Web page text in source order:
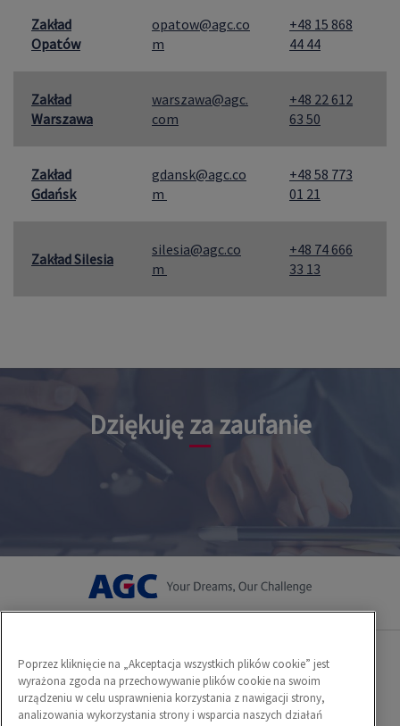
Zakład
Opatów
opatow@agc.co
m
+48 15 868
44 44
Zakład
Warszawa
warszawa@agc.
com
+48 22 612
63 50
Zakład
Gdańsk
gdansk@agc.co
m
+48 58 773
01 21
Zakład Silesia
silesia@agc.co
m
+48 74 666
33 13
Dziękuję za zaufanie
Polityka plików cookies
Poprzez kliknięcie na „Akceptacja wszystkich plików cookie” jest
wyrażona zgoda na przechowywanie plików cookie na swoim
urządzeniu w celu usprawnienia korzystania z nawigacji strony,
analizowania wykorzystania strony i wsparcia naszych działań